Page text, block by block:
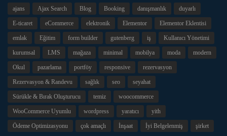
ajans Ajax Search Blog Booking danışmanlık duyarlı
E-ticaret eCommerce elektronik Elementor Elementor Eklentisi
emlak Eğitim form builder gutenberg iş Kullanıcı Yönetimi
kurumsal LMS mağaza minimal mobilya moda modern
Okul pazarlama portföy responsive rezervasyon
Rezervasyon & Randevu sağlık seo seyahat
Sürükle & Bırak Oluşturucu temiz woocommerce
WooCommerce Uyumlu wordpress yaratıcı yith
Ödeme Optimizasyonu çok amaçlı İnşaat İyi Belgelenmiş şirket